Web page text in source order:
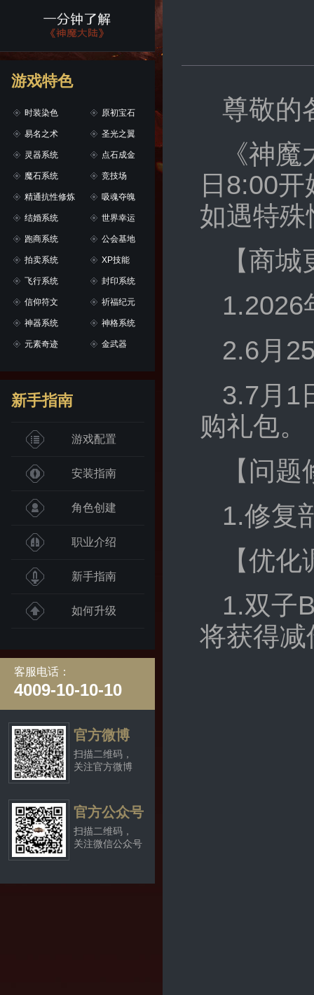
游戏特色
时装染色
易名之术
灵器系统
魔石系统
精通抗性修炼
结婚系统
跑商系统
拍卖系统
飞行系统
信仰符文
神器系统
元素奇迹
原初宝石
圣光之翼
点石成金
竞技场
吸魂夺魄
世界幸运
公会基地
XP技能
封印系统
祈福纪元
神格系统
金武器
新手指南
游戏配置
安装指南
角色创建
职业介绍
新手指南
如何升级
客服电话：
4009-10-10-10
官方微博
扫描二维码，
关注官方微博
官方公众号
扫描二维码，
关注微信公众号
尊敬的
《神
日8:00
如遇特
【商
1.2026
2.6月
3.7月1
购礼包。
【问
1.修复
【优
1.双子
将获得